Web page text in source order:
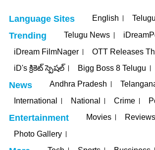
Language Sites English Telugu
Trending Telugu News
iDream FilmNager
OTT Releases
iD's క్రికెట్ స్పెషల్
Bigg Boss 8 Telugu
News Andhra Pradesh
International
National Crime
Entertainment Movies
Reviews
Photo Gallery